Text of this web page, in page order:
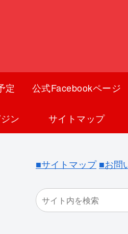
定 公式Facebookページ
ン サイトマップ
■サイトマップ ■お問